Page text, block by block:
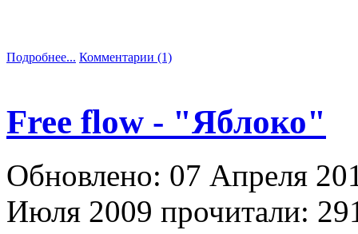
Подробнее... Комментарии (1)
Free flow - "Яблоко"
Обновлено: 07 Апреля
Июля 2009 прочитали: